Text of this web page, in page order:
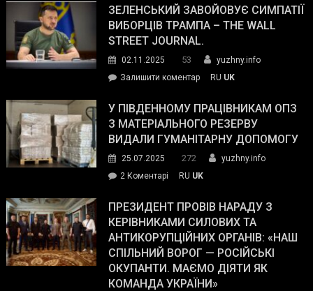
ЗЕЛЕНСЬКИЙ ЗАВОЙОВУЄ СИМПАТІЇ
ВИБОРЦІВ ТРАМПА – THE WALL
STREET JOURNAL.
02.11.2025 53
yuzhny.info
Залишити коментарon
завойовує
симпатії
виборців
The
Street
Journal.
RU UK
У ПІВДЕННОМУ ПРАЦІВНИКАМ ОПЗ
З МАТЕРІАЛЬНОГО РЕЗЕРВУ
ВИДАЛИ ГУМАНІТАРНУ ДОПОМОГУ
25.07.2025 272
yuzhny.info
2 Коментарі
Південному
працівникам
ОПЗ
з
матеріального
резерву
RU UK
ПРЕЗИДЕНТ ПРОВІВ НАРАДУ З
КЕРІВНИКАМИ СИЛОВИХ ТА
АНТИКОРУПЦІЙНИХ ОРГАНІВ: «НАШ
СПІЛЬНИЙ ВОРОГ — РОСІЙСЬКІ
ОКУПАНТИ. МАЄМО ДІЯТИ ЯК
КОМАНДА УКРАЇНИ»